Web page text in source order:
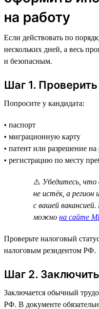
на работу
Если действовать по
нескольких дней, а весь
и безопасным.
Шаг 1.
Попросите у кандидата:
• паспорт
• миграционную карту
• патент или разрешение на
• регистрацию по месту
⚠️ Убедитесь, что
не истёк, а
с вашей
можно на сайте
Проверьте налоговый
налоговым резидентом РФ.
Шаг 2.
Заключается обычный
РФ. В документе